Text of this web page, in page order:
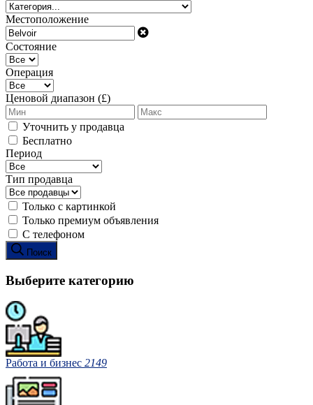
Местоположение
Состояние
Операция
Ценовой диапазон (£)
Уточнить у продавца
Бесплатно
Период
Тип продавца
Только с картинкой
Только премиум объявления
С телефоном
Поиск
Выберите категорию
Работа и бизнес 2149